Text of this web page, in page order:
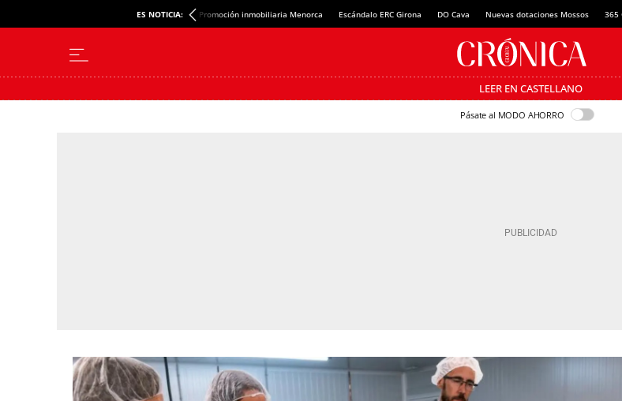
ES NOTICIA: Promoción inmobiliaria Menorca Escándalo ERC Girona DO Cava Nuevas dotaciones Mossos 365
LEER EN CASTELLANO
Pásate al MODO AHORRO